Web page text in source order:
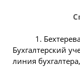
1.
Бухгалтерский
линия